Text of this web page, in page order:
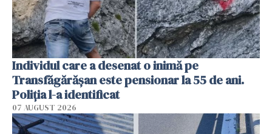
Individul care a desenat o inimă pe
Transfăgărășan este pensionar la 55 de ani.
Poliția l-a identificat
07 AUGUST 2026